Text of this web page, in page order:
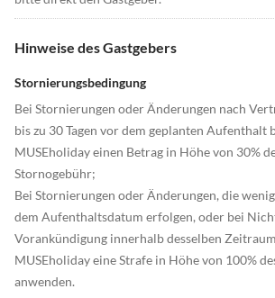
Hinweise des Gastgebers
Stornierungsbedingung
Bei Stornierungen oder Änderungen nach
bis zu 30 Tagen vor dem geplanten Aufenthalt
MUSEholiday einen Betrag in Höhe von 30%
Stornogebühr;
Bei Stornierungen oder Änderungen, die
dem Aufenthaltsdatum erfolgen, oder bei
Vorankündigung innerhalb desselben
MUSEholiday eine Strafe in Höhe von 100%
anwenden.